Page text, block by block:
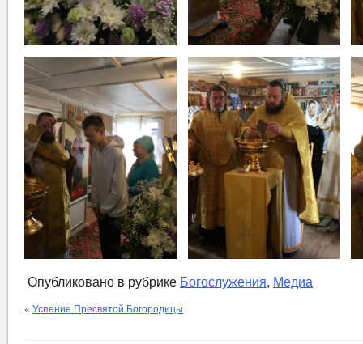
Опубликовано в рубрике Богослужения, Медиа
« Успение Пресвятой Богородицы